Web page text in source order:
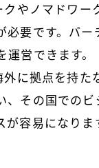
やノマドワー
必要です。バ
営できます。
外に拠点を持た
その国でのビ
容易になりま